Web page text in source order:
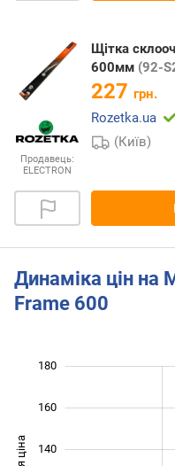
Продавець:
ELECTRON
Щітка
600мм (92-
227 грн.
Rozetka.ua
(Київ)
Динаміка цін на
Frame 600
140
160
180